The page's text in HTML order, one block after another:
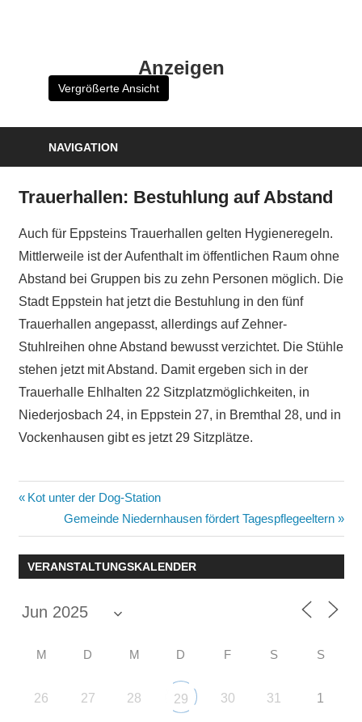
Anzeigen
Vergrößerte Ansicht
NAVIGATION
Trauerhallen: Bestuhlung auf Abstand
Auch für Eppsteins Trauerhallen gelten Hygieneregeln.
Mittlerweile ist der Aufenthalt im öffentlichen Raum ohne
Abstand bei Gruppen bis zu zehn Personen möglich. Die
Stadt Eppstein hat jetzt die Bestuhlung in den fünf
Trauerhallen angepasst, allerdings auf Zehner-
Stuhlreihen ohne Abstand bewusst verzichtet. Die Stühle
stehen jetzt mit Abstand. Damit ergeben sich in der
Trauerhalle Ehlhalten 22 Sitzplatzmöglichkeiten, in
Niederjosbach 24, in Eppstein 27, in Bremthal 28, und in
Vockenhausen gibt es jetzt 29 Sitzplätze.
Beitragsnavigation
Vorheriger
Beitrag:
Kot unter der Dog-Station
Nächster
Beitrag:
Gemeinde Niedernhausen fördert Tagespflegeeltern
VERANSTALTUNGSKALENDER
M D M D F S S
26 27 28 29 30 31 1